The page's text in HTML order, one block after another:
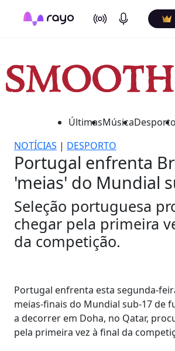
On Air Podcasts
ÚltimasMúsicaDesporto
NOTÍCIAS | DESPORTO
Portugal enfrenta
'meias' do Mundial
Seleção portuguesa
chegar pela primeira
da competição.
Portugal enfrenta esta segunda-
meias-finais do Mundial sub-17 de
a decorrer em Doha, no Qatar,
pela primeira vez à final da